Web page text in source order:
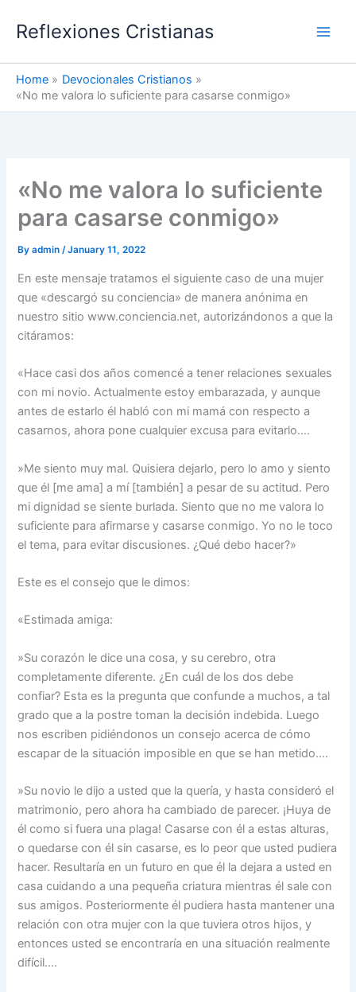
Reflexiones Cristianas
Home
Devocionales Cristianos
«No me valora lo suficiente para casarse conmigo»
«No me valora lo suficiente
para casarse conmigo»
Byadmin/January 11, 2022
En este mensaje tratamos el siguiente caso de una mujer
que «descargó su conciencia» de manera anónima en
nuestro sitio www.conciencia.net, autorizándonos a que la
citáramos:
«Hace casi dos años comencé a tener relaciones sexuales
con mi novio. Actualmente estoy embarazada, y aunque
antes de estarlo él habló con mi mamá con respecto a
casarnos, ahora pone cualquier excusa para evitarlo….
»Me siento muy mal. Quisiera dejarlo, pero lo amo y siento
que él [me ama] a mí [también] a pesar de su actitud. Pero
mi dignidad se siente burlada. Siento que no me valora lo
suficiente para afirmarse y casarse conmigo. Yo no le toco
el tema, para evitar discusiones. ¿Qué debo hacer?»
Este es el consejo que le dimos:
«Estimada amiga:
»Su corazón le dice una cosa, y su cerebro, otra
completamente diferente. ¿En cuál de los dos debe
confiar? Esta es la pregunta que confunde a muchos, a tal
grado que a la postre toman la decisión indebida. Luego
nos escriben pidiéndonos un consejo acerca de cómo
escapar de la situación imposible en que se han metido….
»Su novio le dijo a usted que la quería, y hasta consideró el
matrimonio, pero ahora ha cambiado de parecer. ¡Huya de
él como si fuera una plaga! Casarse con él a estas alturas,
o quedarse con él sin casarse, es lo peor que usted pudiera
hacer. Resultaría en un futuro en que él la dejara a usted en
casa cuidando a una pequeña criatura mientras él sale con
sus amigos. Posteriormente él pudiera hasta mantener una
relación con otra mujer con la que tuviera otros hijos, y
entonces usted se encontraría en una situación realmente
difícil….